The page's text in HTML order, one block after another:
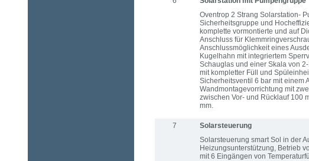
Oventrop 2 Strang Solarstation-
Sicherheitsgruppe und
komplette vormontierte und auf
Anschluss für
Anschlussmöglichkeit eines
Kugelhahn mit integriertem
Schauglas und einer Skala von
mit kompletter Füll und
Sicherheitsventil 6 bar mit einem
Wandmontagevorrichtung mit
zwischen Vor- und Rücklauf 100
mm.
7
Solarsteuerung
Solarsteuerung smart Sol in der
Heizungsunterstützung, Betrieb
mit 6 Eingängen von